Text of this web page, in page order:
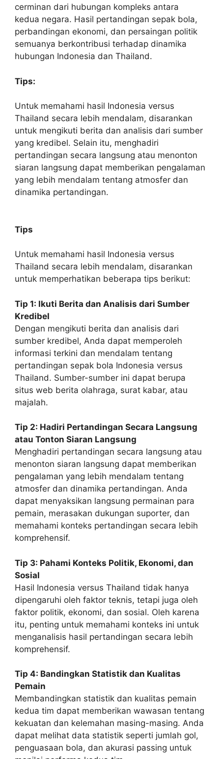
cerminan dari hubungan kompleks antara
kedua negara. Hasil pertandingan sepak bola,
perbandingan ekonomi, dan persaingan politik
semuanya berkontribusi terhadap dinamika
hubungan Indonesia dan Thailand.
Tips:
Untuk memahami hasil Indonesia versus
Thailand secara lebih mendalam, disarankan
untuk mengikuti berita dan analisis dari sumber
yang kredibel. Selain itu, menghadiri
pertandingan secara langsung atau menonton
siaran langsung dapat memberikan pengalaman
yang lebih mendalam tentang atmosfer dan
dinamika pertandingan.
Tips
Untuk memahami hasil Indonesia versus
Thailand secara lebih mendalam, disarankan
untuk memperhatikan beberapa tips berikut:
Tip 1: Ikuti Berita dan Analisis dari Sumber
Kredibel
Dengan mengikuti berita dan analisis dari
sumber kredibel, Anda dapat memperoleh
informasi terkini dan mendalam tentang
pertandingan sepak bola Indonesia versus
Thailand. Sumber-sumber ini dapat berupa
situs web berita olahraga, surat kabar, atau
majalah.
Tip 2: Hadiri Pertandingan Secara Langsung
atau Tonton Siaran Langsung
Menghadiri pertandingan secara langsung atau
menonton siaran langsung dapat memberikan
pengalaman yang lebih mendalam tentang
atmosfer dan dinamika pertandingan. Anda
dapat menyaksikan langsung permainan para
pemain, merasakan dukungan suporter, dan
memahami konteks pertandingan secara lebih
komprehensif.
Tip 3: Pahami Konteks Politik, Ekonomi, dan
Sosial
Hasil Indonesia versus Thailand tidak hanya
dipengaruhi oleh faktor teknis, tetapi juga oleh
faktor politik, ekonomi, dan sosial. Oleh karena
itu, penting untuk memahami konteks ini untuk
menganalisis hasil pertandingan secara lebih
komprehensif.
Tip 4: Bandingkan Statistik dan Kualitas
Pemain
Membandingkan statistik dan kualitas pemain
kedua tim dapat memberikan wawasan tentang
kekuatan dan kelemahan masing-masing. Anda
dapat melihat data statistik seperti jumlah gol,
penguasaan bola, dan akurasi passing untuk